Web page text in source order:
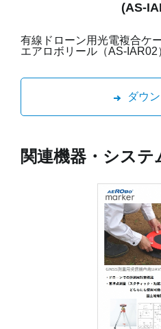
(AS-
有線ドローン用光電複合ケ
エアロボリール（AS-IAR02
ダウ
関連機器・システ